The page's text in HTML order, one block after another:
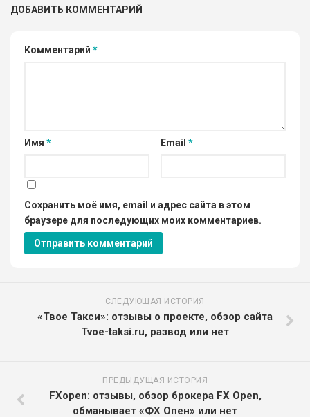
ДОБАВИТЬ КОММЕНТАРИЙ
Комментарий *
Имя * Email *
Сохранить моё имя, email и адрес сайта в этом
браузере для последующих моих комментариев.
СЛЕДУЮЩАЯ ИСТОРИЯ
«Твое Такси»: отзывы о проекте, обзор сайта
Tvoe-taksi.ru, развод или нет
ПРЕДЫДУЩАЯ ИСТОРИЯ
FXopen: отзывы, обзор брокера FX Open,
обманывает «ФХ Опен» или нет